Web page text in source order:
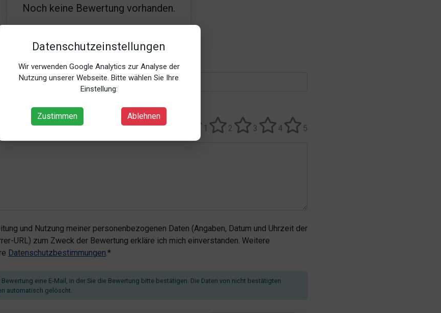
Datenschutzeinstellungen
Wir verwenden Google Analytics zur Analyse der
Nutzung unserer Webseite. Bitte wählen Sie Ihre
Einstellung:
Zustimmen Ablehnen
Noch keine Bewertung vorhanden.
E-Mail*
5
4
3
2
1
und Nutzung meiner personenbezogenen Daten (Angaben, Datum und Uhrzeit der
URL) zum Zweck der Bewertung erkläre ich mich einverstanden. Weitere
Datenschutzbestimmungen.*
eine E-Mail, in der Sie die Bewertung bitte bestätigen. Die Daten von nicht bestätigten
automatisch gelöscht.